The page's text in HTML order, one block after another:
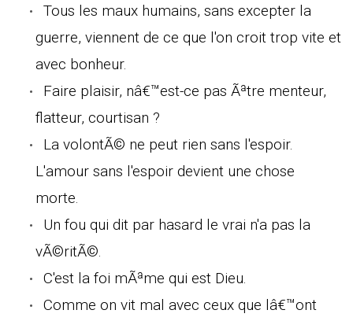
Tous les maux humains, sans excepter la
guerre, viennent de ce que l'on croit trop vite et
avec bonheur.
Faire plaisir, nâ€™est-ce pas Ãªtre menteur,
flatteur, courtisan ?
La volontÃ© ne peut rien sans l'espoir.
L'amour sans l'espoir devient une chose
morte.
Un fou qui dit par hasard le vrai n'a pas la
vÃ©ritÃ©.
C'est la foi mÃªme qui est Dieu.
Comme on vit mal avec ceux que lâ€™ont